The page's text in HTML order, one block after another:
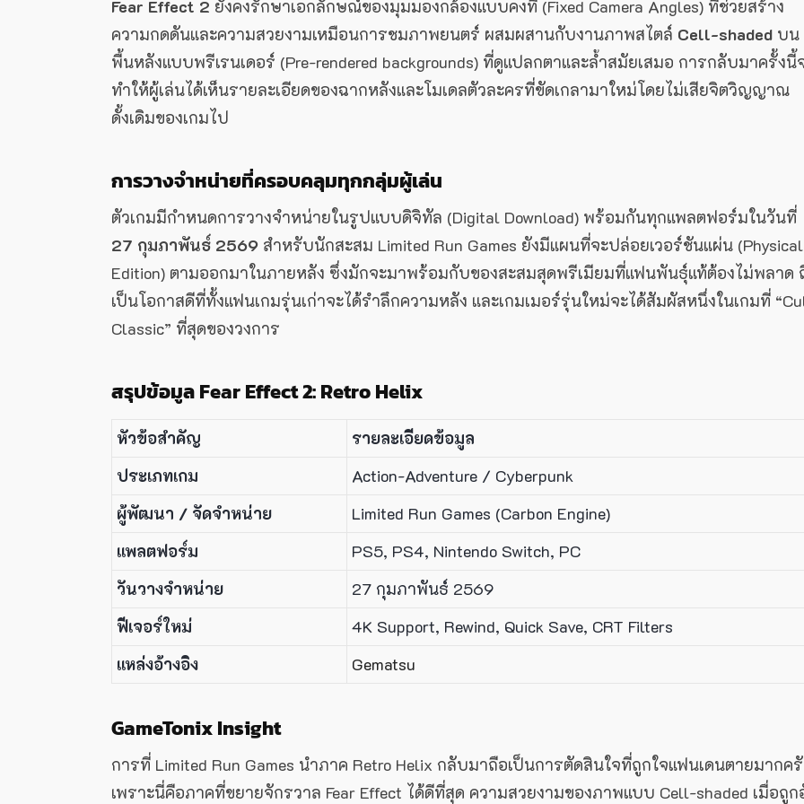
Fear Effect 2 ยังคงรักษาเอกลักษณ์ของมุมมองกล้องแบบคงที่ (Fixed Camera Angles) ที่ช่วยสร้าง
ความกดดันและความสวยงามเหมือนการชมภาพยนตร์ ผสมผสานกับงานภาพสไตล์ Cell-shaded บน
พื้นหลังแบบพรีเรนเดอร์ (Pre-rendered backgrounds) ที่ดูแปลกตาและล้ำสมัยเสมอ การกลับมาครั้งนี้
ทำให้ผู้เล่นได้เห็นรายละเอียดของฉากหลังและโมเดลตัวละครที่ขัดเกลามาใหม่โดยไม่เสียจิตวิญญาณ
ดั้งเดิมของเกมไป
การวางจำหน่ายที่ครอบคลุมทุกกลุ่มผู้เล่น
ตัวเกมมีกำหนดการวางจำหน่ายในรูปแบบดิจิทัล (Digital Download) พร้อมกันทุกแพลตฟอร์มในวันที่
27 กุมภาพันธ์ 2569 สำหรับนักสะสม Limited Run Games ยังมีแผนที่จะปล่อยเวอร์ชันแผ่น (Physical
Edition) ตามออกมาในภายหลัง ซึ่งมักจะมาพร้อมกับของสะสมสุดพรีเมียมที่แฟนพันธุ์แท้ต้องไม่พลาด
เป็นโอกาสดีที่ทั้งแฟนเกมรุ่นเก่าจะได้รำลึกความหลัง และเกมเมอร์รุ่นใหม่จะได้สัมผัสหนึ่งในเกมที่
Classic” ที่สุดของวงการ
สรุปข้อมูล Fear Effect 2: Retro Helix
หัวข้อสำคัญ
รายละเอียดข้อมูล
ประเภทเกม
Action-Adventure / Cyberpunk
ผู้พัฒนา / จัดจำหน่าย
Limited Run Games (Carbon Engine)
แพลตฟอร์ม
PS5, PS4, Nintendo Switch, PC
วันวางจำหน่าย
27 กุมภาพันธ์ 2569
ฟีเจอร์ใหม่
4K Support, Rewind, Quick Save, CRT Filters
แหล่งอ้างอิง
Gematsu
GameTonix Insight
การที่ Limited Run Games นำภาค Retro Helix กลับมาถือเป็นการตัดสินใจที่ถูกใจแฟนเดนตายมากค
เพราะนี่คือภาคที่ขยายจักรวาล Fear Effect ได้ดีที่สุด ความสวยงามของภาพแบบ Cell-shaded เมื่อถู